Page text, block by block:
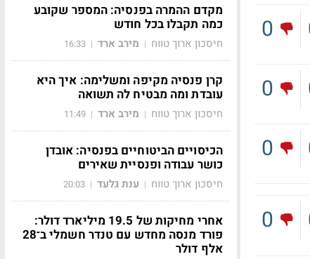
0
0
0
0
מקדם ההמרה בפנסיה: המספר שקובע
כמה תקבלו בכל חודש
חיסכון ארוך טווח | מירב ארד |
16:33
קרן פנסיה מקיפה ומשלימה: איך היא
עובדת ומה מבטיח לה תשואה
חיסכון ארוך טווח | מירב ארד |
11:49
הכיסויים הביטוחיים בפנסיה: אובדן
כושר עבודה ופנסיית שאירים
חיסכון ארוך טווח | ענת גלעד |
20:03
אחרי מחיקות של 19.5 מיליארד דולר:
פורד מנסה מחדש עם טנדר חשמלי ב־28
אלף דולר